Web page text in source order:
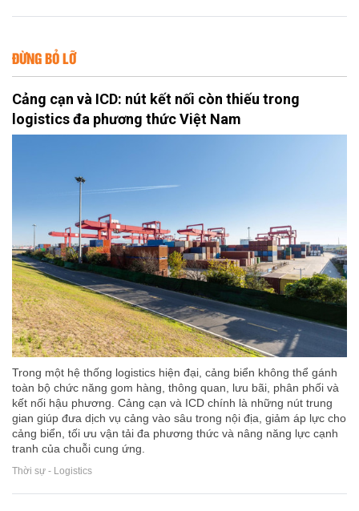
ĐỪNG BỎ LỠ
Cảng cạn và ICD: nút kết nối còn thiếu trong
logistics đa phương thức Việt Nam
Trong một hệ thống logistics hiện đại, cảng biển không thể gánh
toàn bộ chức năng gom hàng, thông quan, lưu bãi, phân phối và
kết nối hậu phương. Cảng cạn và ICD chính là những nút trung
gian giúp đưa dịch vụ cảng vào sâu trong nội địa, giảm áp lực cho
cảng biển, tối ưu vận tải đa phương thức và nâng năng lực cạnh
tranh của chuỗi cung ứng.
Thời sự - Logistics